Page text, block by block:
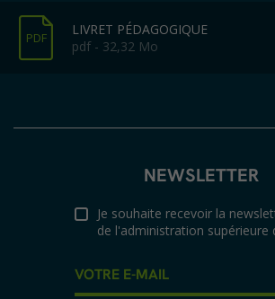
PDF
LIVRET PÉDAGOGIQUE
pdf - 32,32 Mo
NEWSLETTER
Je souhaite recevoir la
de l'administration supérieure